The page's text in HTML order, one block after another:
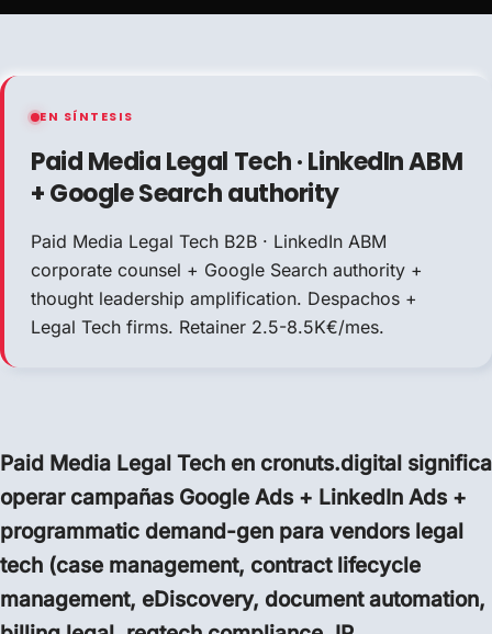
EN SÍNTESIS
Paid Media Legal Tech · LinkedIn ABM
+ Google Search authority
Paid Media Legal Tech B2B · LinkedIn ABM
corporate counsel + Google Search authority +
thought leadership amplification. Despachos +
Legal Tech firms. Retainer 2.5-8.5K€/mes.
Paid Media Legal Tech en cronuts.digital significa
operar campañas Google Ads + LinkedIn Ads +
programmatic demand-gen para vendors legal
tech (case management, contract lifecycle
management, eDiscovery, document automation,